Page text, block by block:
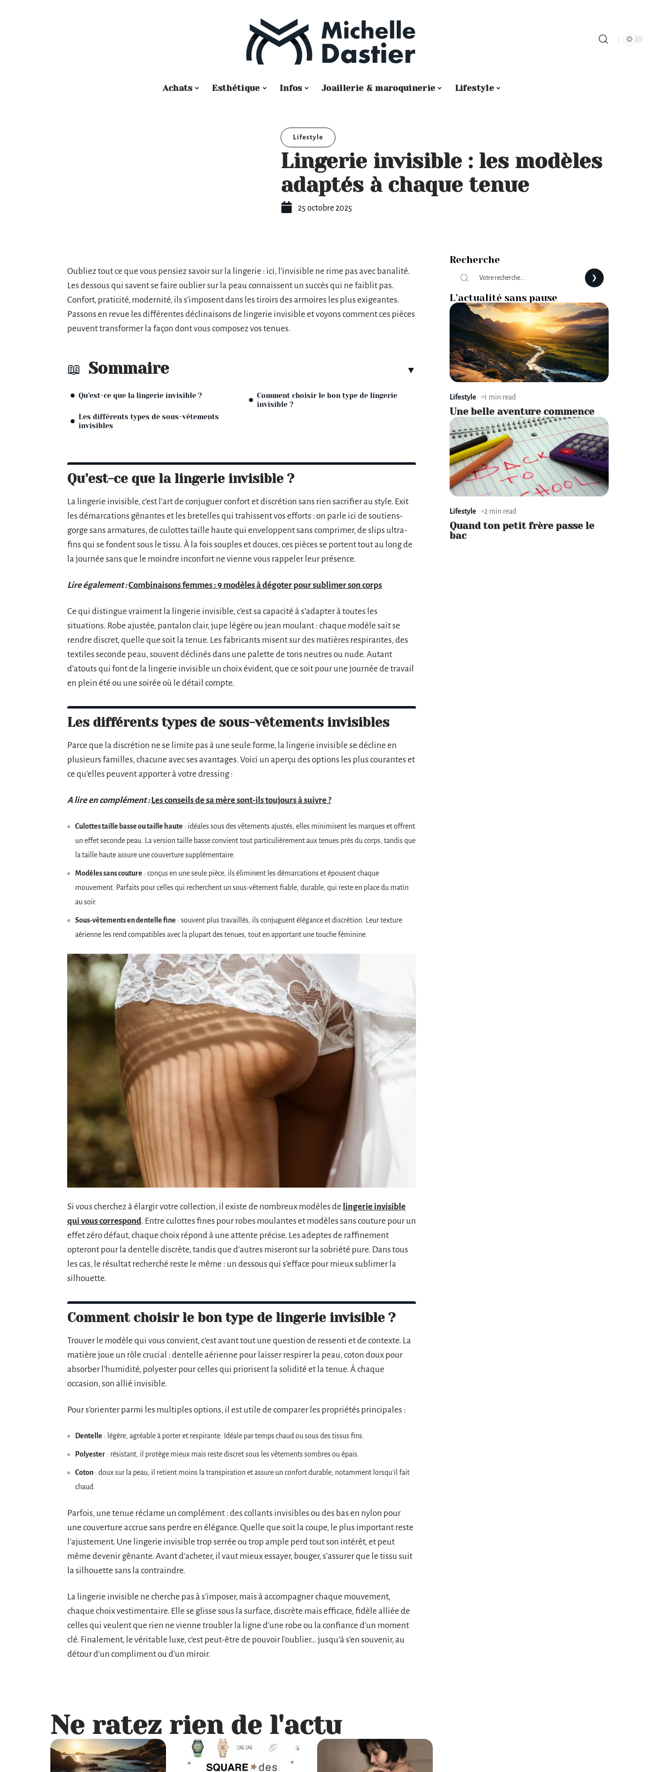
Achats Esthétique Infos Joaillerie & maroquinerie Lifestyle
Lifestyle
Lingerie invisible : les modèles
adaptés à chaque tenue
25 octobre 2025
Oubliez tout ce que vous pensiez savoir sur la lingerie : ici, l’invisible ne rime pas avec banalité.
Les dessous qui savent se faire oublier sur la peau connaissent un succès qui ne faiblit pas.
Confort, praticité, modernité, ils s’imposent dans les tiroirs des armoires les plus exigeantes.
Passons en revue les différentes déclinaisons de lingerie invisible et voyons comment ces pièces
peuvent transformer la façon dont vous composez vos tenues.
Sommaire
Qu’est-ce que la lingerie invisible ?
Les différents types de sous-vêtements
invisibles
Comment choisir le bon type de lingerie
invisible ?
Qu’est-ce que la lingerie invisible ?
La lingerie invisible, c’est l’art de conjuguer confort et discrétion sans rien sacrifier au style. Exit
les démarcations gênantes et les bretelles qui trahissent vos efforts : on parle ici de soutiens-
gorge sans armatures, de culottes taille haute qui enveloppent sans comprimer, de slips ultra-
fins qui se fondent sous le tissu. À la fois souples et douces, ces pièces se portent tout au long de
la journée sans que le moindre inconfort ne vienne vous rappeler leur présence.
Lire également :Combinaisons femmes : 9 modèles à dégoter pour sublimer son corps
Ce qui distingue vraiment la lingerie invisible, c’est sa capacité à s’adapter à toutes les
situations. Robe ajustée, pantalon clair, jupe légère ou jean moulant : chaque modèle sait se
rendre discret, quelle que soit la tenue. Les fabricants misent sur des matières respirantes, des
textiles seconde peau, souvent déclinés dans une palette de tons neutres ou nude. Autant
d’atouts qui font de la lingerie invisible un choix évident, que ce soit pour une journée de travail
en plein été ou une soirée où le détail compte.
Les différents types de sous-vêtements invisibles
Parce que la discrétion ne se limite pas à une seule forme, la lingerie invisible se décline en
plusieurs familles, chacune avec ses avantages. Voici un aperçu des options les plus courantes et
ce qu’elles peuvent apporter à votre dressing :
A lire en complément : Les conseils de sa mère sont-ils toujours à suivre ?
Culottes taille basse ou taille haute : idéales sous des vêtements ajustés, elles minimisent les marques et offrent
un effet seconde peau. La version taille basse convient tout particulièrement aux tenues près du corps, tandis que
la taille haute assure une couverture supplémentaire.
Modèles sans couture : conçus en une seule pièce, ils éliminent les démarcations et épousent chaque
mouvement. Parfaits pour celles qui recherchent un sous-vêtement fiable, durable, qui reste en place du matin
au soir.
Sous-vêtements en dentelle fine : souvent plus travaillés, ils conjuguent élégance et discrétion. Leur texture
aérienne les rend compatibles avec la plupart des tenues, tout en apportant une touche féminine.
Si vous cherchez à élargir votre collection, il existe de nombreux modèles de lingerie invisible
qui vous correspond. Entre culottes fines pour robes moulantes et modèles sans couture pour un
effet zéro défaut, chaque choix répond à une attente précise. Les adeptes de raffinement
opteront pour la dentelle discrète, tandis que d’autres miseront sur la sobriété pure. Dans tous
les cas, le résultat recherché reste le même : un dessous qui s’efface pour mieux sublimer la
silhouette.
Comment choisir le bon type de lingerie invisible ?
Trouver le modèle qui vous convient, c’est avant tout une question de ressenti et de contexte. La
matière joue un rôle crucial : dentelle aérienne pour laisser respirer la peau, coton doux pour
absorber l’humidité, polyester pour celles qui priorisent la solidité et la tenue. À chaque
occasion, son allié invisible.
Pour s’orienter parmi les multiples options, il est utile de comparer les propriétés principales :
Dentelle : légère, agréable à porter et respirante. Idéale par temps chaud ou sous des tissus fins.
Polyester : résistant, il protège mieux mais reste discret sous les vêtements sombres ou épais.
Coton : doux sur la peau, il retient moins la transpiration et assure un confort durable, notamment lorsqu’il fait
chaud.
Parfois, une tenue réclame un complément : des collants invisibles ou des bas en nylon pour
une couverture accrue sans perdre en élégance. Quelle que soit la coupe, le plus important reste
l’ajustement. Une lingerie invisible trop serrée ou trop ample perd tout son intérêt, et peut
même devenir gênante. Avant d’acheter, il vaut mieux essayer, bouger, s’assurer que le tissu suit
la silhouette sans la contraindre.
La lingerie invisible ne cherche pas à s’imposer, mais à accompagner chaque mouvement,
chaque choix vestimentaire. Elle se glisse sous la surface, discrète mais efficace, fidèle alliée de
celles qui veulent que rien ne vienne troubler la ligne d’une robe ou la confiance d’un moment
clé. Finalement, le véritable luxe, c’est peut-être de pouvoir l’oublier… jusqu’à s’en souvenir, au
détour d’un compliment ou d’un miroir.
Ne ratez rien de l'actu
Recherche
L’actualité sans pause
Lifestyle 1 min read
Une belle aventure commence
Lifestyle 2 min read
Quand ton petit frère passe le
bac